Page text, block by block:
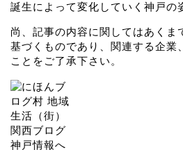
誕生によって変化していく神戸の
尚、記事の内容に関してはあくま
基づくものであり、関連する企業
ことをご了承下さい。